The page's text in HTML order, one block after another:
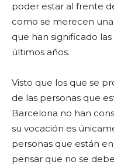
poder estar al frente
como se merecen
que han significado
últimos años.
Visto que los que se
de las personas que
Barcelona no han
su vocación es
personas que están
pensar que no se